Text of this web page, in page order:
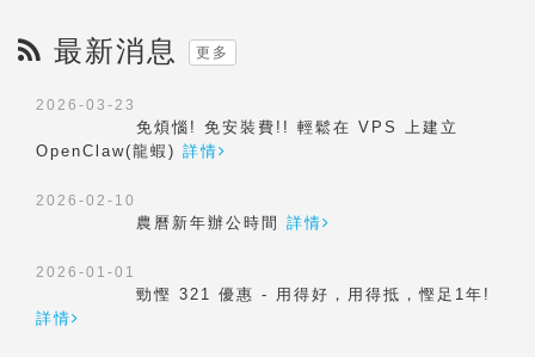
最新消息 更多
2026-03-23
免煩惱! 免安裝費!! 輕鬆在 VPS 上建立
OpenClaw(龍蝦) 詳情
2026-02-10
農曆新年辦公時間 詳情
2026-01-01
勁慳 321 優惠 - 用得好，用得抵，慳足1年!
詳情